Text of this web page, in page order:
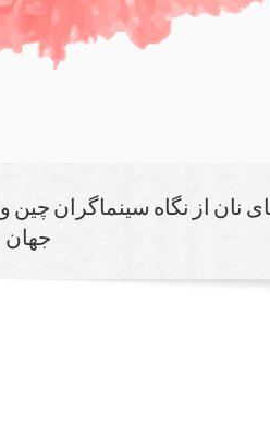
نان از نگاه سینماگران چین و
جهان